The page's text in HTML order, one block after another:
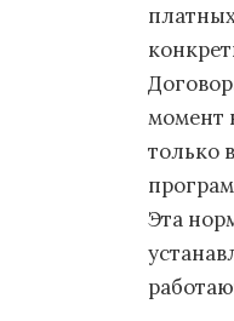
момент
только
Эта